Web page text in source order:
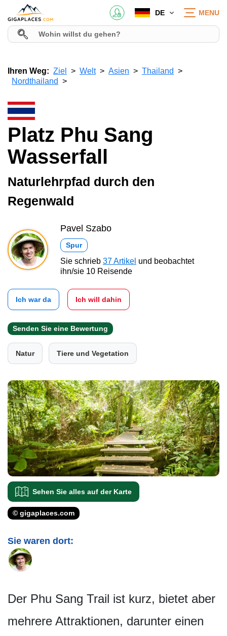
DE MENU
Ihren Weg: Ziel Welt Asien
Thailand
Nordthailand
Platz Phu Sang
Wasserfall
Naturlehrpfad durch den
Regenwald
Pavel Szabo
Spur
Sie schrieb 37 Artikel und beobachtet
ihn/sie 10 Reisende
Ich war da Ich will dahin
Senden Sie eine Bewertung
Natur Tiere und Vegetation
Sehen Sie alles auf der Karte
© gigaplaces.com
Sie waren dort:
Der Phu Sang Trail ist kurz, bietet aber
mehrere Attraktionen, darunter einen